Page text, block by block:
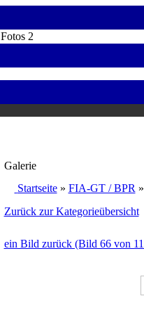
Fotos 2
Galerie
Startseite» FIA-GT / BPR
Zurück zur Kategorieübersicht
ein Bild zurück (Bild 66 von